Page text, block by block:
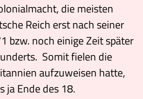
die meisten
Reich erst nach seiner
bzw. noch einige Zeit später
Somit fielen die
aufzuweisen hatte,
ja Ende des 18.